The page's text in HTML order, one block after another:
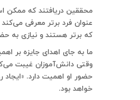
محققین دریافتند که ممکن
عنوان فرد برتر معرفی
که برتر هستند و نیازی به
ما به جای اهدای جایزه بر
وقتی دانش‌آموزان غیبت
حضور او اهمیت دارد. «ایجاد
خواهد بود.